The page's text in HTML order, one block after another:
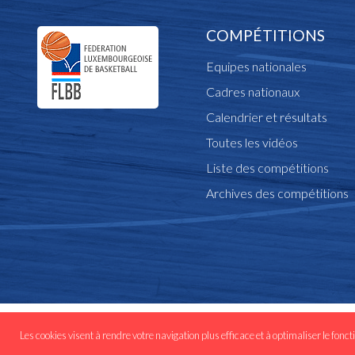
COMPÉTITIONS
Equipes nationales
Cadres nationaux
Calendrier et résultats
Toutes les vidéos
Liste des compétitions
Archives des compétitions
© Copyright flbb.lu -
Les cookies visent à rendre votre navigation plus efficace et à optimaliser le